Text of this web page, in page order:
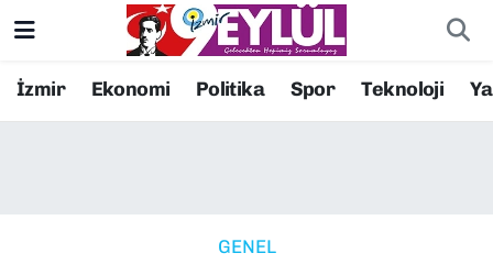
İzmir Ekonomi Politika Spor Teknoloji
GENEL
Resmi İlanlar
Konak Nöbetçi Eczaneler
Süper Lig Puan Durumu ve Fikstür